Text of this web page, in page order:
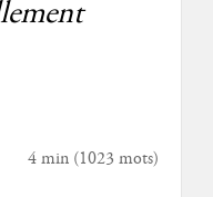
4 min(1023 mots)